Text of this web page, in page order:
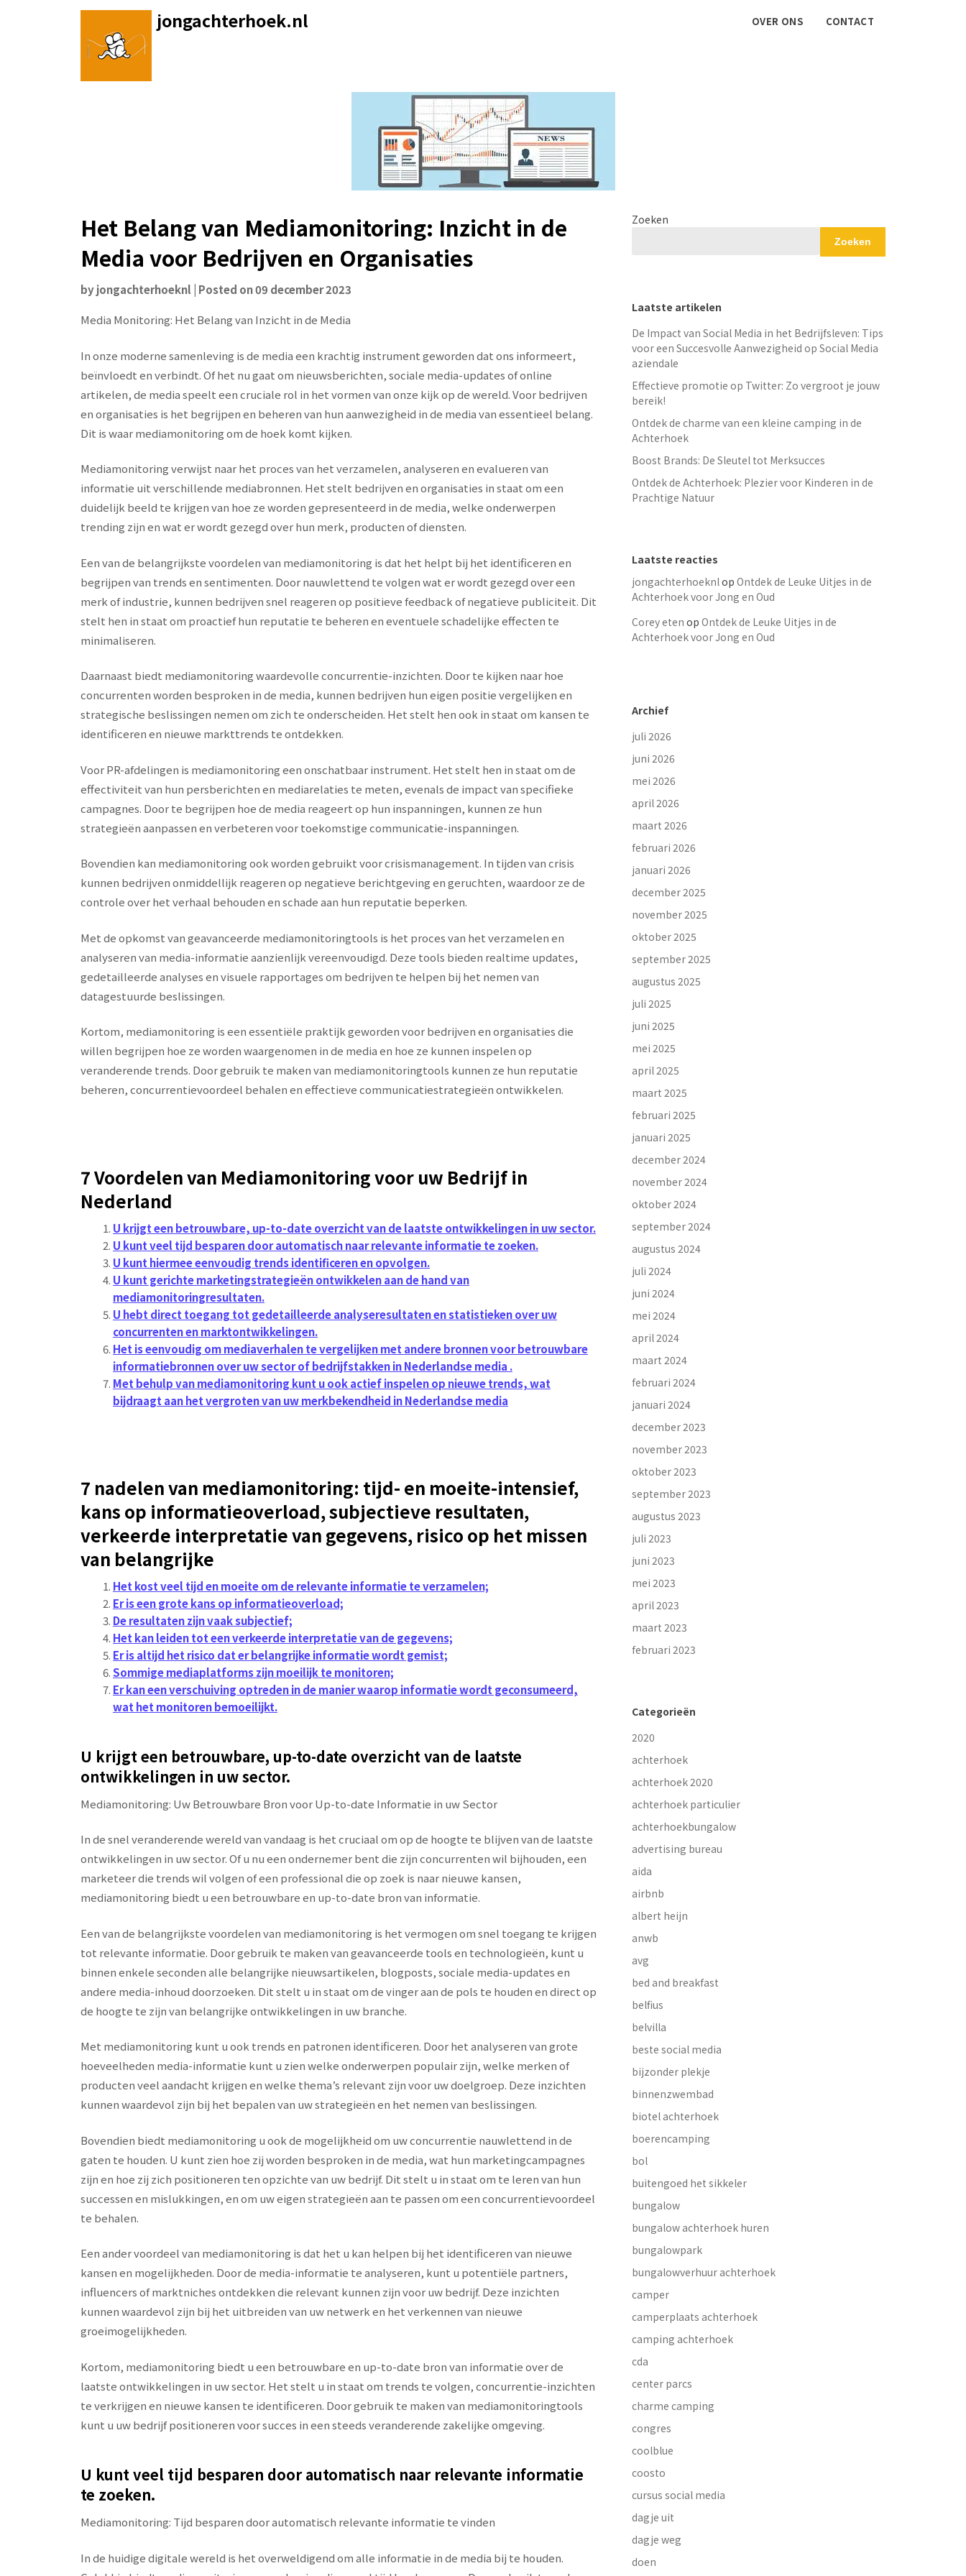
jongachterhoek.nl OVER ONS CONTACT
Het Belang van Mediamonitoring: Inzicht in de
Media voor Bedrijven en Organisaties
byjongachterhoeknl Posted on09 december 2023
Media Monitoring: Het Belang van Inzicht in de Media
In onze moderne samenleving is de media een krachtig instrument geworden dat ons informeert,
beïnvloedt en verbindt. Of het nu gaat om nieuwsberichten, sociale media-updates of online
artikelen, de media speelt een cruciale rol in het vormen van onze kijk op de wereld. Voor bedrijven
en organisaties is het begrijpen en beheren van hun aanwezigheid in de media van essentieel belang.
Dit is waar mediamonitoring om de hoek komt kijken.
Mediamonitoring verwijst naar het proces van het verzamelen, analyseren en evalueren van
informatie uit verschillende mediabronnen. Het stelt bedrijven en organisaties in staat om een
duidelijk beeld te krijgen van hoe ze worden gepresenteerd in de media, welke onderwerpen
trending zijn en wat er wordt gezegd over hun merk, producten of diensten.
Een van de belangrijkste voordelen van mediamonitoring is dat het helpt bij het identificeren en
begrijpen van trends en sentimenten. Door nauwlettend te volgen wat er wordt gezegd over een
merk of industrie, kunnen bedrijven snel reageren op positieve feedback of negatieve publiciteit. Dit
stelt hen in staat om proactief hun reputatie te beheren en eventuele schadelijke effecten te
minimaliseren.
Daarnaast biedt mediamonitoring waardevolle concurrentie-inzichten. Door te kijken naar hoe
concurrenten worden besproken in de media, kunnen bedrijven hun eigen positie vergelijken en
strategische beslissingen nemen om zich te onderscheiden. Het stelt hen ook in staat om kansen te
identificeren en nieuwe markttrends te ontdekken.
Voor PR-afdelingen is mediamonitoring een onschatbaar instrument. Het stelt hen in staat om de
effectiviteit van hun persberichten en mediarelaties te meten, evenals de impact van specifieke
campagnes. Door te begrijpen hoe de media reageert op hun inspanningen, kunnen ze hun
strategieën aanpassen en verbeteren voor toekomstige communicatie-inspanningen.
Bovendien kan mediamonitoring ook worden gebruikt voor crisismanagement. In tijden van crisis
kunnen bedrijven onmiddellijk reageren op negatieve berichtgeving en geruchten, waardoor ze de
controle over het verhaal behouden en schade aan hun reputatie beperken.
Met de opkomst van geavanceerde mediamonitoringtools is het proces van het verzamelen en
analyseren van media-informatie aanzienlijk vereenvoudigd. Deze tools bieden realtime updates,
gedetailleerde analyses en visuele rapportages om bedrijven te helpen bij het nemen van
datagestuurde beslissingen.
Kortom, mediamonitoring is een essentiële praktijk geworden voor bedrijven en organisaties die
willen begrijpen hoe ze worden waargenomen in de media en hoe ze kunnen inspelen op
veranderende trends. Door gebruik te maken van mediamonitoringtools kunnen ze hun reputatie
beheren, concurrentievoordeel behalen en effectieve communicatiestrategieën ontwikkelen.
7 Voordelen van Mediamonitoring voor uw Bedrijf in
Nederland
U krijgt een betrouwbare, up-to-date overzicht van de laatste ontwikkelingen in uw sector.
U kunt veel tijd besparen door automatisch naar relevante informatie te zoeken.
U kunt hiermee eenvoudig trends identificeren en opvolgen.
U kunt gerichte marketingstrategieën ontwikkelen aan de hand van
mediamonitoringresultaten.
U hebt direct toegang tot gedetailleerde analyseresultaten en statistieken over uw
concurrenten en marktontwikkelingen.
Het is eenvoudig om mediaverhalen te vergelijken met andere bronnen voor betrouwbare
informatiebronnen over uw sector of bedrijfstakken in Nederlandse media .
Met behulp van mediamonitoring kunt u ook actief inspelen op nieuwe trends, wat
bijdraagt ​​aan het vergroten van uw merkbekendheid in Nederlandse media
7 nadelen van mediamonitoring: tijd- en moeite-intensief,
kans op informatieoverload, subjectieve resultaten,
verkeerde interpretatie van gegevens, risico op het missen
van belangrijke
Het kost veel tijd en moeite om de relevante informatie te verzamelen;
Er is een grote kans op informatieoverload;
De resultaten zijn vaak subjectief;
Het kan leiden tot een verkeerde interpretatie van de gegevens;
Er is altijd het risico dat er belangrijke informatie wordt gemist;
Sommige mediaplatforms zijn moeilijk te monitoren;
Er kan een verschuiving optreden in de manier waarop informatie wordt geconsumeerd,
wat het monitoren bemoeilijkt.
U krijgt een betrouwbare, up-to-date overzicht van de laatste
ontwikkelingen in uw sector.
Mediamonitoring: Uw Betrouwbare Bron voor Up-to-date Informatie in uw Sector
In de snel veranderende wereld van vandaag is het cruciaal om op de hoogte te blijven van de laatste
ontwikkelingen in uw sector. Of u nu een ondernemer bent die zijn concurrenten wil bijhouden, een
marketeer die trends wil volgen of een professional die op zoek is naar nieuwe kansen,
mediamonitoring biedt u een betrouwbare en up-to-date bron van informatie.
Een van de belangrijkste voordelen van mediamonitoring is het vermogen om snel toegang te krijgen
tot relevante informatie. Door gebruik te maken van geavanceerde tools en technologieën, kunt u
binnen enkele seconden alle belangrijke nieuwsartikelen, blogposts, sociale media-updates en
andere media-inhoud doorzoeken. Dit stelt u in staat om de vinger aan de pols te houden en direct op
de hoogte te zijn van belangrijke ontwikkelingen in uw branche.
Met mediamonitoring kunt u ook trends en patronen identificeren. Door het analyseren van grote
hoeveelheden media-informatie kunt u zien welke onderwerpen populair zijn, welke merken of
producten veel aandacht krijgen en welke thema’s relevant zijn voor uw doelgroep. Deze inzichten
kunnen waardevol zijn bij het bepalen van uw strategieën en het nemen van beslissingen.
Bovendien biedt mediamonitoring u ook de mogelijkheid om uw concurrentie nauwlettend in de
gaten te houden. U kunt zien hoe zij worden besproken in de media, wat hun marketingcampagnes
zijn en hoe zij zich positioneren ten opzichte van uw bedrijf. Dit stelt u in staat om te leren van hun
successen en mislukkingen, en om uw eigen strategieën aan te passen om een concurrentievoordeel
te behalen.
Een ander voordeel van mediamonitoring is dat het u kan helpen bij het identificeren van nieuwe
kansen en mogelijkheden. Door de media-informatie te analyseren, kunt u potentiële partners,
influencers of marktniches ontdekken die relevant kunnen zijn voor uw bedrijf. Deze inzichten
kunnen waardevol zijn bij het uitbreiden van uw netwerk en het verkennen van nieuwe
groeimogelijkheden.
Kortom, mediamonitoring biedt u een betrouwbare en up-to-date bron van informatie over de
laatste ontwikkelingen in uw sector. Het stelt u in staat om trends te volgen, concurrentie-inzichten
te verkrijgen en nieuwe kansen te identificeren. Door gebruik te maken van mediamonitoringtools
kunt u uw bedrijf positioneren voor succes in een steeds veranderende zakelijke omgeving.
U kunt veel tijd besparen door automatisch naar relevante informatie
te zoeken.
Mediamonitoring: Tijd besparen door automatisch relevante informatie te vinden
In de huidige digitale wereld is het overweldigend om alle informatie in de media bij te houden.
Zoeken
Zoeken
Laatste artikelen
De Impact van Social Media in het Bedrijfsleven: Tips
voor een Succesvolle Aanwezigheid op Social Media
aziendale
Effectieve promotie op Twitter: Zo vergroot je jouw
bereik!
Ontdek de charme van een kleine camping in de
Achterhoek
Boost Brands: De Sleutel tot Merksucces
Ontdek de Achterhoek: Plezier voor Kinderen in de
Prachtige Natuur
Laatste reacties
jongachterhoeknlop Ontdek de Leuke Uitjes in de
Achterhoek voor Jong en Oud
Corey eten op Ontdek de Leuke Uitjes in de
Achterhoek voor Jong en Oud
Archief
juli 2026
juni 2026
mei 2026
april 2026
maart 2026
februari 2026
januari 2026
december 2025
november 2025
oktober 2025
september 2025
augustus 2025
juli 2025
juni 2025
mei 2025
april 2025
maart 2025
februari 2025
januari 2025
december 2024
november 2024
oktober 2024
september 2024
augustus 2024
juli 2024
juni 2024
mei 2024
april 2024
maart 2024
februari 2024
januari 2024
december 2023
november 2023
oktober 2023
september 2023
augustus 2023
juli 2023
juni 2023
mei 2023
april 2023
maart 2023
februari 2023
Categorieën
2020
achterhoek
achterhoek 2020
achterhoek particulier
achterhoekbungalow
advertising bureau
aida
airbnb
albert heijn
anwb
avg
bed and breakfast
belfius
belvilla
beste social media
bijzonder plekje
binnenzwembad
biotel achterhoek
boerencamping
bol
buitengoed het sikkeler
bungalow
bungalow achterhoek huren
bungalowpark
bungalowverhuur achterhoek
camper
camperplaats achterhoek
camping achterhoek
cda
center parcs
charme camping
congres
coolblue
coosto
cursus social media
dagje uit
dagje weg
doen